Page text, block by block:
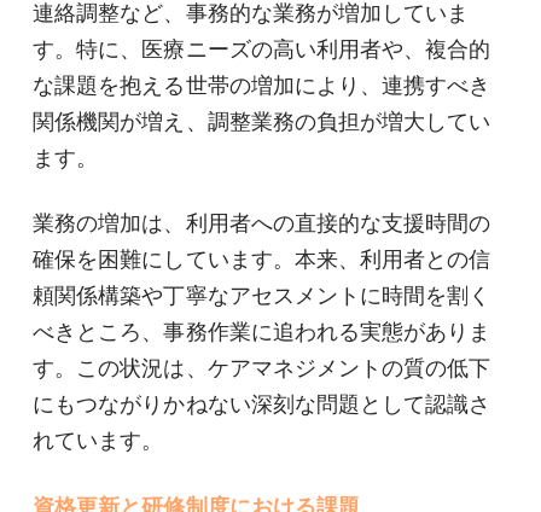
連絡調整など、事務的な業務が増加していま
す。特に、医療ニーズの高い利用者や、複合的
な課題を抱える世帯の増加により、連携すべき
関係機関が増え、調整業務の負担が増大してい
ます。
業務の増加は、利用者への直接的な支援時間の
確保を困難にしています。本来、利用者との信
頼関係構築や丁寧なアセスメントに時間を割く
べきところ、事務作業に追われる実態がありま
す。この状況は、ケアマネジメントの質の低下
にもつながりかねない深刻な問題として認識さ
れています。
資格更新と研修制度における課題